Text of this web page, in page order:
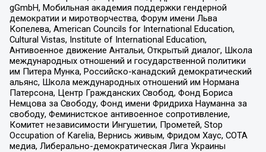
gGmbH, Мобильная академия поддержки гендерной
демократии и миротворчества, Форум имени Льва
Копелева, American Councils for International Education,
Cultural Vistas, Institute of International Education,
Антивоенное движение Антальи, Открытый диалог, Школа
международных отношений и государственной политики
им Питера Мунка, Российско-канадский демократический
альянс, Школа международных отношений им Нормана
Патерсона, Центр Гражданских Свобод, Фонд Бориса
Немцова за Свободу, Фонд имени Фридриха Науманна за
свободу, Феминистское антивоенное сопротивление,
Комитет независимости Ингушетии, Прометей, Stop
Occupation of Karelia, Вернись живым, Фридом Хаус, СОТА
медиа, Либерально-демократическая Лига Украины